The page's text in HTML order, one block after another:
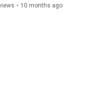
• 10 months ago